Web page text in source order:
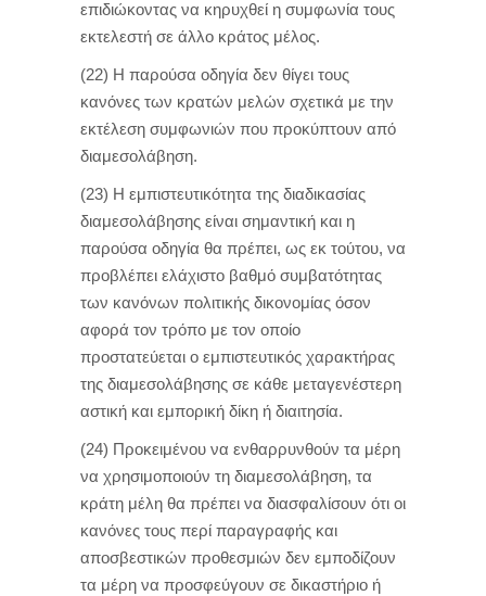
επιδιώκοντας να κηρυχθεί η συμφωνία τους
εκτελεστή σε άλλο κράτος μέλος.
(22) Η παρούσα οδηγία δεν θίγει τους
κανόνες των κρατών μελών σχετικά με την
εκτέλεση συμφωνιών που προκύπτουν από
διαμεσολάβηση.
(23) Η εμπιστευτικότητα της διαδικασίας
διαμεσολάβησης είναι σημαντική και η
παρούσα οδηγία θα πρέπει, ως εκ τούτου, να
προβλέπει ελάχιστο βαθμό συμβατότητας
των κανόνων πολιτικής δικονομίας όσον
αφορά τον τρόπο με τον οποίο
προστατεύεται ο εμπιστευτικός χαρακτήρας
της διαμεσολάβησης σε κάθε μεταγενέστερη
αστική και εμπορική δίκη ή διαιτησία.
(24) Προκειμένου να ενθαρρυνθούν τα μέρη
να χρησιμοποιούν τη διαμεσολάβηση, τα
κράτη μέλη θα πρέπει να διασφαλίσουν ότι οι
κανόνες τους περί παραγραφής και
αποσβεστικών προθεσμιών δεν εμποδίζουν
τα μέρη να προσφεύγουν σε δικαστήριο ή